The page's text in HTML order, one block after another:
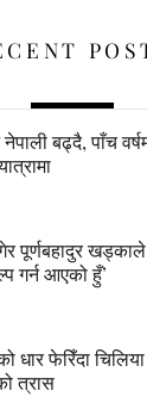
बढ्दै, पाँच
पूर्णबहादुर
गर्न आएको हुँ’
धार फेरिँदा
त्रास